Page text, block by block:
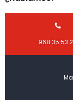
968 35 53